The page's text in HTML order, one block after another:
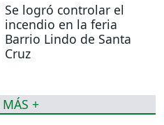
Se logró controlar el
incendio en la feria
Barrio Lindo de Santa
Cruz
MÁS +